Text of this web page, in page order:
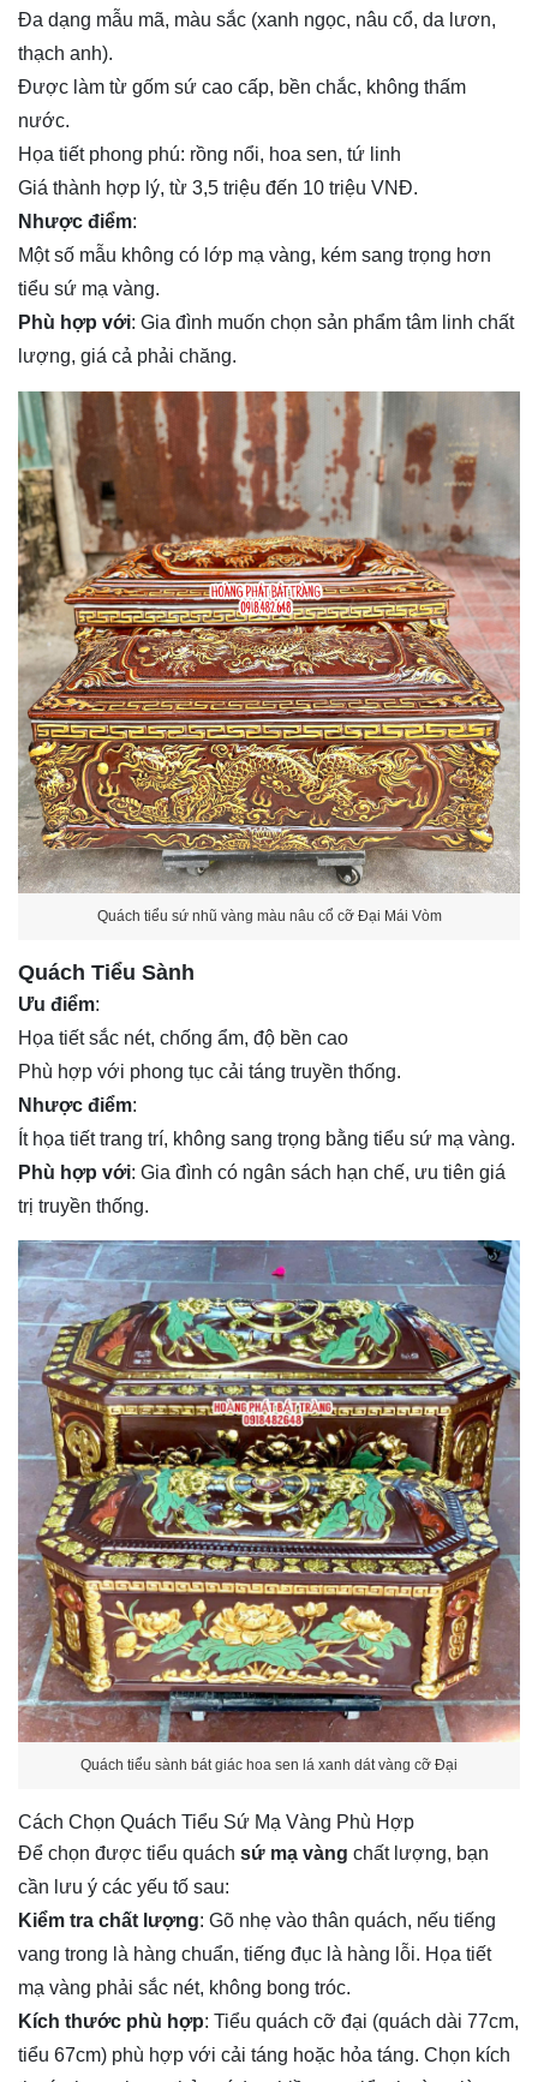
Đa dạng mẫu mã, màu sắc (xanh ngọc, nâu cổ, da lươn,
thạch anh).
Được làm từ gốm sứ cao cấp, bền chắc, không thấm
nước.
Họa tiết phong phú: rồng nổi, hoa sen, tứ linh
Giá thành hợp lý, từ 3,5 triệu đến 10 triệu VNĐ.
Nhược điểm:
Một số mẫu không có lớp mạ vàng, kém sang trọng hơn
tiểu sứ mạ vàng.
Phù hợp với: Gia đình muốn chọn sản phẩm tâm linh chất
lượng, giá cả phải chăng.
Quách tiểu sứ nhũ vàng màu nâu cổ cỡ Đại Mái Vòm
Quách Tiểu Sành
Ưu điểm:
Họa tiết sắc nét, chống ẩm, độ bền cao
Phù hợp với phong tục cải táng truyền thống.
Nhược điểm:
Ít họa tiết trang trí, không sang trọng bằng tiểu sứ mạ vàng.
Phù hợp với: Gia đình có ngân sách hạn chế, ưu tiên giá
trị truyền thống.
Quách tiểu sành bát giác hoa sen lá xanh dát vàng cỡ Đại
Cách Chọn Quách Tiểu Sứ Mạ Vàng Phù Hợp
Để chọn được tiểu quách sứ mạ vàng chất lượng, bạn
cần lưu ý các yếu tố sau:
Kiểm tra chất lượng: Gõ nhẹ vào thân quách, nếu tiếng
vang trong là hàng chuẩn, tiếng đục là hàng lỗi. Họa tiết
mạ vàng phải sắc nét, không bong tróc.
Kích thước phù hợp: Tiểu quách cỡ đại (quách dài 77cm,
tiểu 67cm) phù hợp với cải táng hoặc hỏa táng. Chọn kích